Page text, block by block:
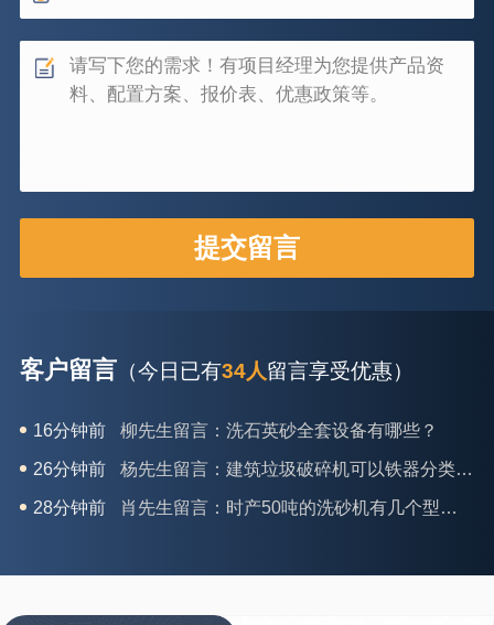
客户留言（今日已有34人留言享受优惠）
26分钟前 杨先生留言：建筑垃圾破碎机可以铁器分类吗？
28分钟前 肖先生留言：时产50吨的洗砂机有几个型号？
31分钟前 马女士留言：我想咨询一条生产线，你们能做吗？